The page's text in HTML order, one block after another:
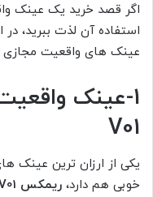
اگر قصد خرید یک عینک
عینک های واقعیت مجازی
V01
یکی از ارزان ترین عینک
خوبی هم دارد، ریمکس